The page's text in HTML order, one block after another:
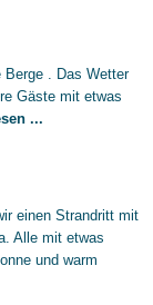
Berge . Das Wetter
Gäste mit etwas
...
einen Strandritt mit
Alle mit etwas
und warm